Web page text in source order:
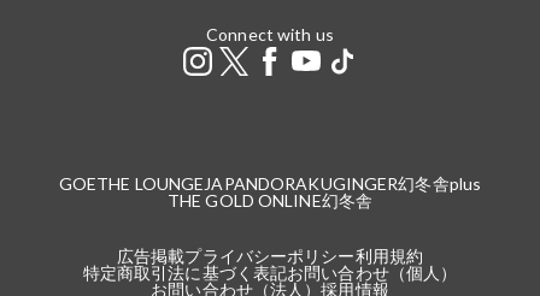
Connect with us
GOETHE LOUNGE JAPANDORAKUGINGER幻冬舎plus
THE GOLD ONLINE幻冬舎
広告掲載プライバシーポリシー利用規約
特定商取引法に基づく表記お問い合わせ（個人）
お問い合わせ（法人）採用情報